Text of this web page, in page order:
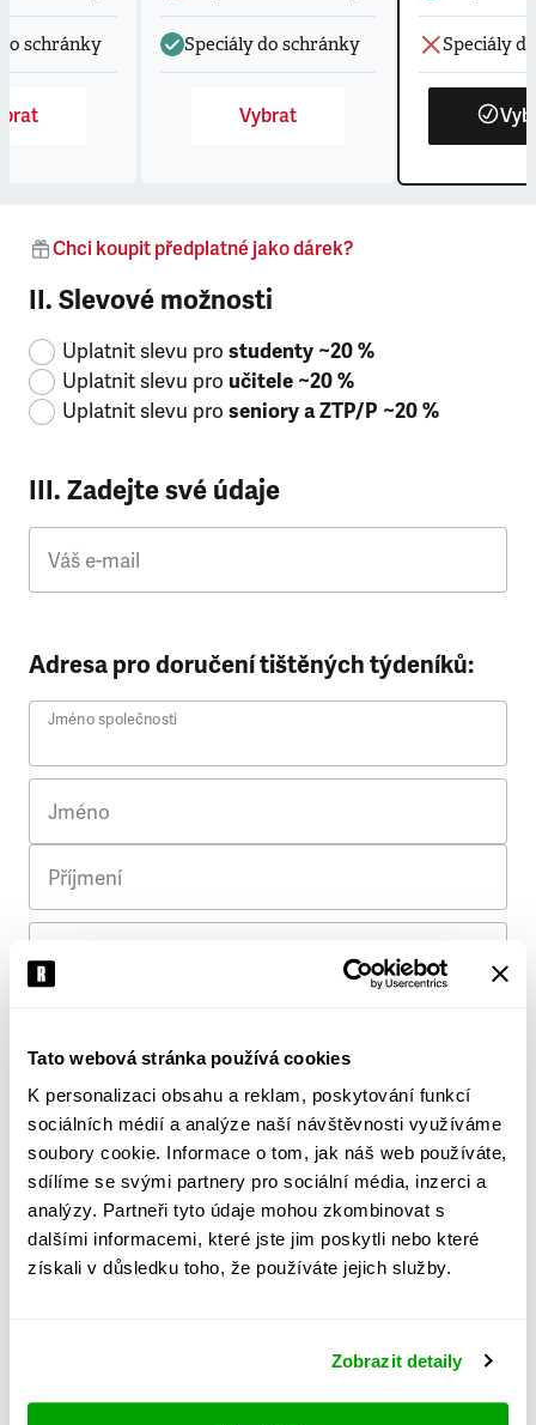
Tato webová stránka používá cookies
K personalizaci obsahu a reklam, poskytování funkcí
sociálních médií a analýze naší návštěvnosti využíváme
soubory cookie. Informace o tom, jak náš web používáte,
sdílíme se svými partnery pro sociální média, inzerci a
analýzy. Partneři tyto údaje mohou zkombinovat s
dalšími informacemi, které jste jim poskytli nebo které
získali v důsledku toho, že používáte jejich služby.
Zobrazit detaily
schránky Speciály do schránky
Vybrat
Speciály
Chci koupit předplatné jako dárek?
II. Slevové možnosti
Uplatnit slevu pro studenty ~20 %
Uplatnit slevu pro učitele ~20 %
Uplatnit slevu pro seniory a ZTP/P ~20 %
III. Zadejte své údaje
Váš e-mail
Adresa pro doručení tištěných týdeníků:
Jméno společnosti
Jméno
Příjmení
Ulice
Město
PSČ
Stát